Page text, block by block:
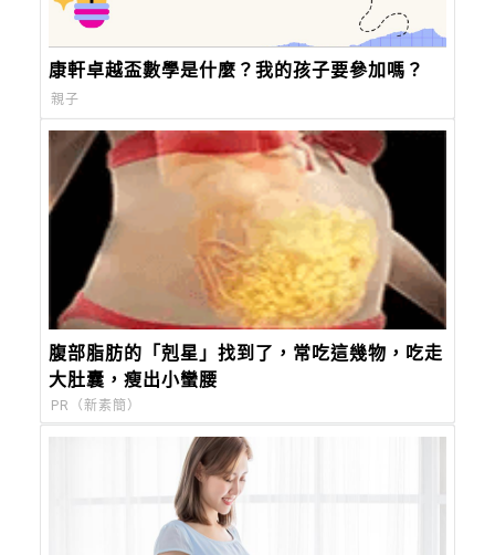
康軒卓越盃數學是什麼？我的孩子要參加嗎？
親子
腹部脂肪的「剋星」找到了，常吃這幾物，吃走
大肚囊，瘦出小蠻腰
PR（新素簡）